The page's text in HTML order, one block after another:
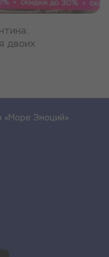
двоих
«Море Эмоций»